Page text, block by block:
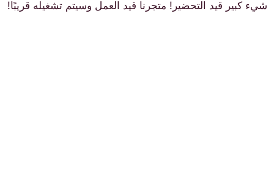
شيء كبير قيد التحضير! متجرنا قيد العمل وسيتم تشغيله قريبًا!